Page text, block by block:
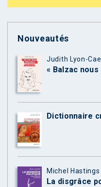
Nouveautés
Judith Lyon-
« Balzac
Dictionnaire
Michel Hastings
La disgrâce